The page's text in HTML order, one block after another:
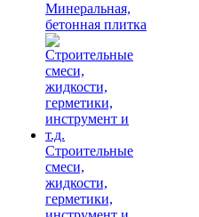
Минеральная,
бетонная плитка
Строительные
смеси,
жидкости,
герметики,